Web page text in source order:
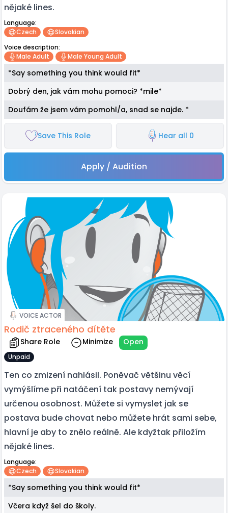
nějaké lines.
Language:
Czech
Slovakian
Voice description:
Male Adult
Male Young Adult
*Say something you think would fit*
Dobrý den, jak vám mohu pomoci? *mile*
Doufám že jsem vám pomohl/a, snad se najde. *
Save This Role Hear all 0
Apply / Audition
VOICE ACTOR
Rodič ztraceného dítěte
Share Role Minimize Open
Unpaid
Ten co zmizení nahlásil. Poněvač většinu věcí
vymýšlíme při natáčení tak postavy nemývají
určenou osobnost. Můžete si vymyslet jak se
postava bude chovat nebo můžete hrát sami sebe,
hlavní je aby to znělo reálně. Ale kdyžtak přiložím
nějaké lines.
Language:
Czech
Slovakian
*Say something you think would fit*
Včera když šel do školy.